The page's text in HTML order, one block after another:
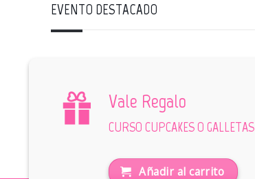
EVENTO DESTACADO
Vale Regalo
CURSO CUPCAKES O GALLETAS
Añadir al carrito